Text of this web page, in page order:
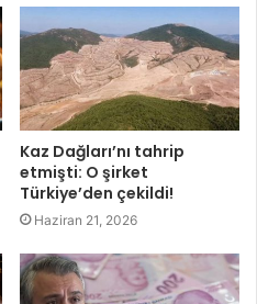
Kaz Dağları’nı tahrip
etmişti: O şirket
Türkiye’den çekildi!
Haziran 21, 2026